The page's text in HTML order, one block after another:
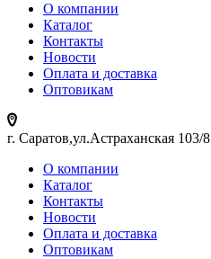
О компании
Каталог
Контакты
Новости
Оплата и доставка
Оптовикам
г. Саратов,ул.Астраханская 103/8
О компании
Каталог
Контакты
Новости
Оплата и доставка
Оптовикам